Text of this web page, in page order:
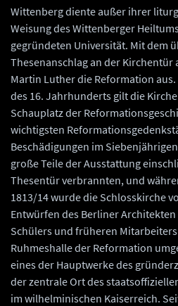
Wittenberg diente außer ihrer
Weisung des Wittenberger
gegründeten Universität. Mit dem
Thesenanschlag an der Kirchentür
Martin Luther die Reformation
des 16. Jahrhunderts gilt die
Schauplatz der
wichtigsten
Beschädigungen im
große Teile der Ausstattung
Thesentür verbrannten, und
1813/14 wurde die Schlosskirche
Entwürfen des Berliner
Schülers und früheren
Ruhmeshalle der Reformation
eines der Hauptwerke des
der zentrale Ort des
im wilhelminischen Kaiserreich.